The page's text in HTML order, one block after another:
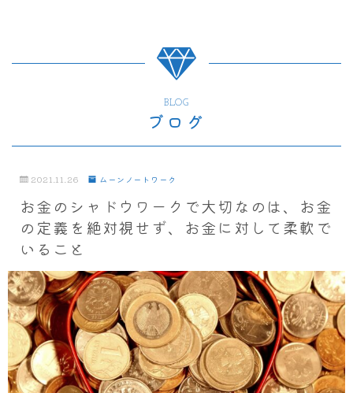
BLOG
ブログ
2021.11.26 ムーンノートワーク
お金のシャドウワークで大切なのは、お金
の定義を絶対視せず、お金に対して柔軟で
いること